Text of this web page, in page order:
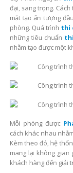
đại, sang trọng.
mắt tạo ấn tượng
phòng. Quá trình thi
những tiêu chuẩn
nhằm tạo được một
Mỗi phòng được
cách khác nhau
Kèm theo đó, hệ
mang lại không gian
khách hàng đến giải